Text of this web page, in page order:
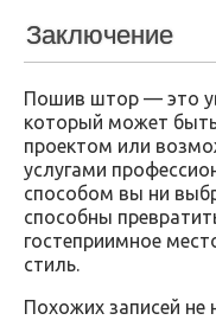
Заключение
Пошив штор — это
который может
проектом или
услугами
способом вы ни
способны
гостеприимное
стиль.
Похожих записей не